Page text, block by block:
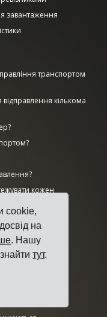
cookie,
на
. Нашу
знайтитут.
завантаження
транспортом
кількома
кожен
програмного